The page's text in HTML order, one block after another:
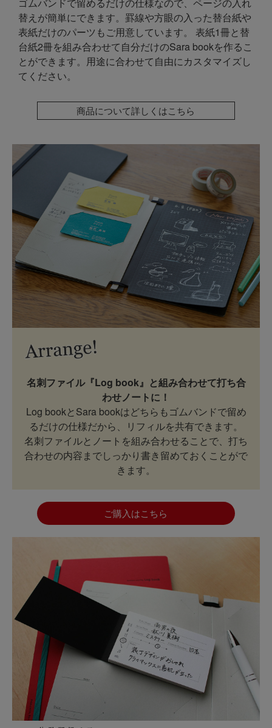
ゴムバンドで留めるだけの仕様なので、ページの入れ
替えが簡単にできます。罫線や方眼の入った替台紙や
表紙だけのパーツもご用意しています。 表紙1冊と替
台紙2冊を組み合わせて自分だけのSara bookを作るこ
とができます。用途に合わせて自由にカスタマイズし
てください。
商品について詳しくはこちら
名刺ファイル『Log book』と組み合わせて打ち合
わせノートに！
Log bookとSara bookはどちらもゴムバンドで留め
るだけの仕様だから、リフィルを共有できます。
名刺ファイルとノートを組み合わせることで、打ち
合わせの内容までしっかり書き留めておくことがで
きます。
ご購入はこちら